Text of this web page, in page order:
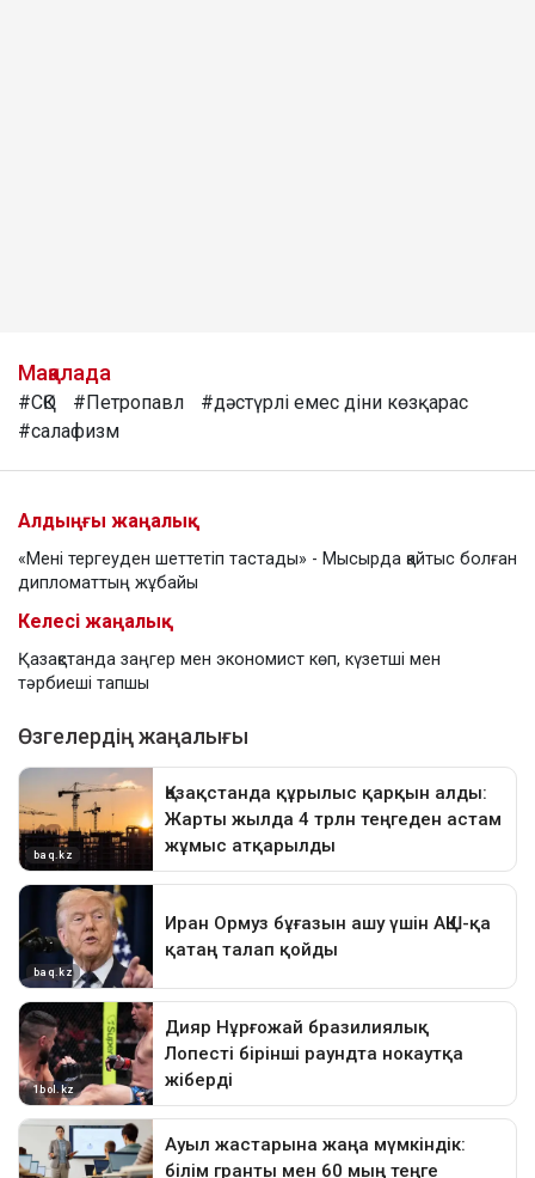
Мақалада
#СҚО #Петропавл
#дәстүрлі емес діни көзқарас
#салафизм
Алдыңғы жаңалық
«Мені тергеуден шеттетіп тастады» - Мысырда қайтыс болған
дипломаттың жұбайы
Келесі жаңалық
Қазақстанда заңгер мен экономист көп, күзетші мен
тәрбиеші тапшы